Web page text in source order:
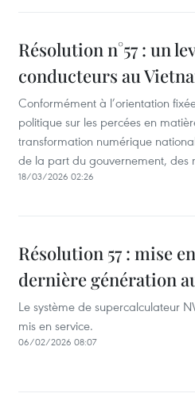
Résolution n°57 : un
conducteurs au
Conformément à l’orientation
politique sur les percées en
transformation numérique
de la part du gouvernement, des
18/03/2026 02:26
Résolution 57 : mise
dernière génération
Le système de supercalculateur
mis en service.
06/02/2026 08:07